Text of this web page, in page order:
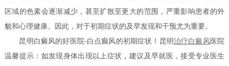
区域的色素会逐渐减少，甚至扩散至更大的范围，严重影响患者的外
貌和心理健康。因此，对于初期症状的及早发现和干预尤为重要。
昆明白癜风的好医院-白点癫风的初期症状！昆明治疗白癜风医院
温馨提示：如发现身体出现以上症状，建议及早就医，接受专业医生